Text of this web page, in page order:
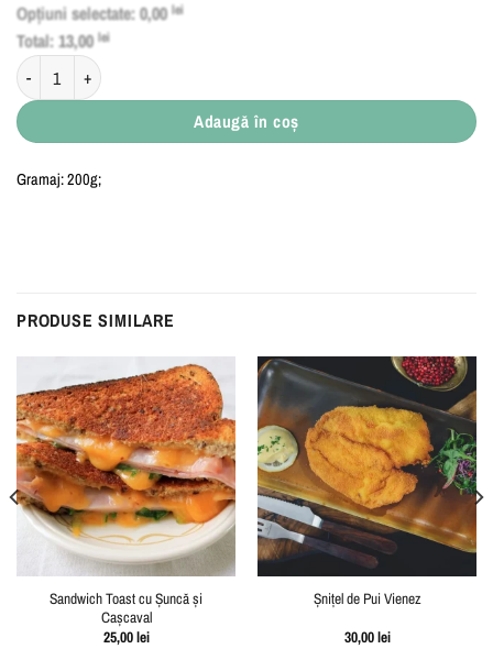
Opțiuni selectate:0,00lei
Total:13,00lei
Cantitate Piure de Cartofi
Adaugă în coș
Gramaj: 200g;
PRODUSE SIMILARE
Sandwich Toast cu Șuncă și
Cașcaval
25,00lei
Șnițel de Pui Vienez
30,00lei